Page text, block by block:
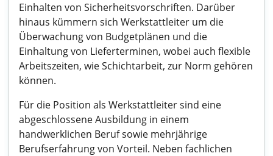
Einhalten von Sicherheitsvorschriften. Darüber
hinaus kümmern sich Werkstattleiter um die
Überwachung von Budgetplänen und die
Einhaltung von Lieferterminen, wobei auch flexible
Arbeitszeiten, wie Schichtarbeit, zur Norm gehören
können.
Für die Position als Werkstattleiter sind eine
abgeschlossene Ausbildung in einem
handwerklichen Beruf sowie mehrjährige
Berufserfahrung von Vorteil. Neben fachlichen